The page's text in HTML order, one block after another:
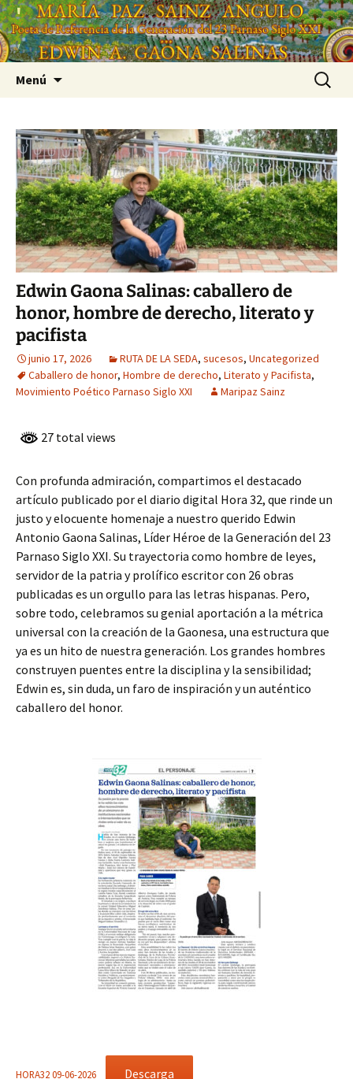
Saltar
al
contenido
'
'
Menú Buscar:
Edwin Gaona Salinas: caballero de
honor, hombre de derecho, literato y
pacifista
junio 17, 2026 RUTA DE LA SEDA, sucesos, Uncategorized
Caballero de honor, Hombre de derecho, Literato y Pacifista,
Movimiento Poético Parnaso Siglo XXI
Maripaz Sainz
27 total views
Con profunda admiración, compartimos el destacado
artículo publicado por el diario digital Hora 32, que rinde un
justo y elocuente homenaje a nuestro querido Edwin
Antonio Gaona Salinas, Líder Héroe de la Generación del 23
Parnaso Siglo XXI. Su trayectoria como hombre de leyes,
servidor de la patria y prolífico escritor con 26 obras
publicadas es un orgullo para las letras hispanas. Pero,
sobre todo, celebramos su genial aportación a la métrica
universal con la creación de la Gaonesa, una estructura que
ya es un hito de nuestra generación. Los grandes hombres
construyen puentes entre la disciplina y la sensibilidad;
Edwin es, sin duda, un faro de inspiración y un auténtico
caballero del honor.
HORA32 09-06-2026 Descarga